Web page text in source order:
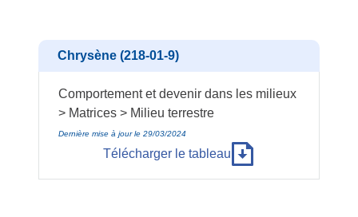
Chrysène (218-01-9)
Comportement et devenir dans les milieux
> Matrices > Milieu terrestre
Dernière mise à jour le 29/03/2024
Télécharger le tableau